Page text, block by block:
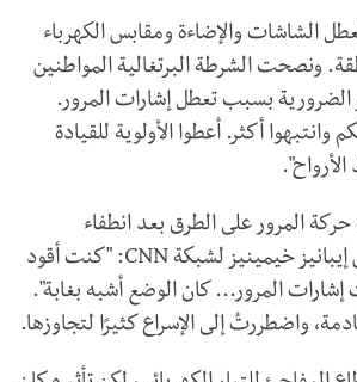
الشاشات والإضاءة ومقابس الكهرباء
ونصحت الشرطة البرتغالية المواطنين
بسبب تعطل إشارات المرور.
أكثر. أعطوا الأولوية للقيادة
المرور على الطرق بعد انطفاء
الإشارات. وقال لويس إيبانيز خيمينيز لشبكة CNN: "كنت أقود
إشارات المرور... كان الوضع أشبه بغابة".
واضطررتُ إلى الإسراع كثيرًا لتجاوزها.